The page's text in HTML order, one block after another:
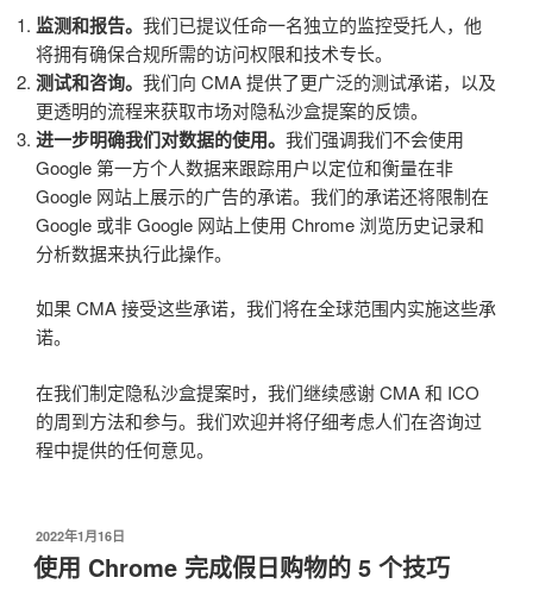
监测和报告。 我们已提议任命一名独立的监控受托人，他
将拥有确保合规所需的访问权限和技术专长。
测试和咨询。 我们向 CMA 提供了更广泛的测试承诺，以及
更透明的流程来获取市场对隐私沙盒提案的反馈。
进一步明确我们对数据的使用。 我们强调我们不会使用
Google 第一方个人数据来跟踪用户以定位和衡量在非
Google 网站上展示的广告的承诺。我们的承诺还将限制在
Google 或非 Google 网站上使用 Chrome 浏览历史记录和
分析数据来执行此操作。
如果 CMA 接受这些承诺，我们将在全球范围内实施这些承
诺。
在我们制定隐私沙盒提案时，我们继续感谢 CMA 和 ICO
的周到方法和参与。我们欢迎并将仔细考虑人们在咨询过
程中提供的任何意见。
发
布
于
2022年1月16日
使用 Chrome 完成假日购物的 5 个技巧